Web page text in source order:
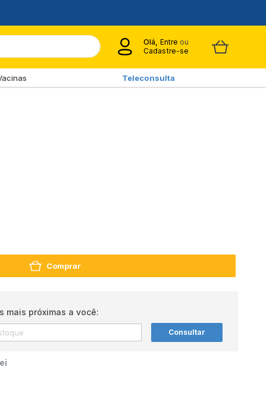
Olá, Entre ou
Cadastre-se
Teleconsulta
Comprar
mais próximas a você:
Consultar